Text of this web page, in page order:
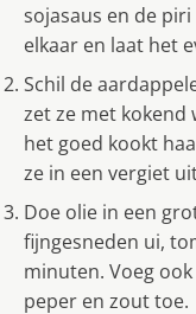
sojasaus en de
elkaar en laat het
Schil de
zet ze met kokend
het goed kookt
ze in een vergiet
Doe olie in een
fijngesneden ui,
minuten. Voeg
peper en zout toe.